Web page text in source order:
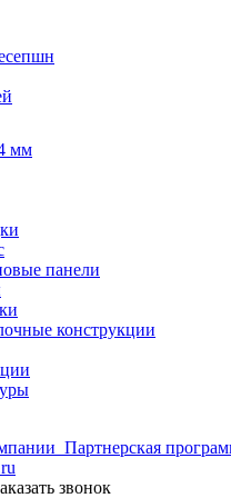
мм
панели
конструкции
Партнерская
звонок